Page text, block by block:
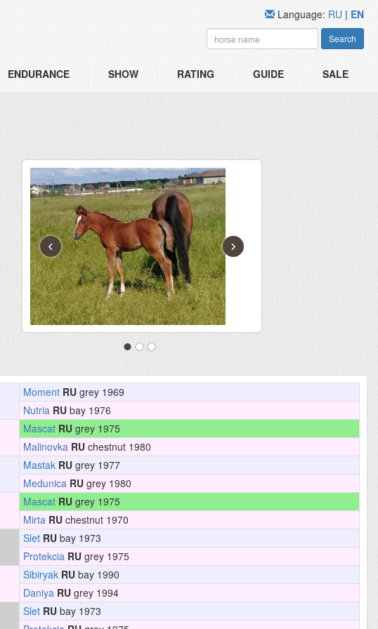
ENDURANCE SHOW RATING GUIDE SALE
Language: RU | EN
Search
‹ ›
Moment RU grey 1969
Nutria RU bay 1976
Mascat RU grey 1975
Malinovka RU chestnut 1980
Mastak RU grey 1977
Medunica RU grey 1980
Mascat RU grey 1975
Mirta RU chestnut 1970
Slet RU bay 1973
Protekcia RU grey 1975
Sibiryak RU bay 1990
Daniya RU grey 1994
Slet RU bay 1973